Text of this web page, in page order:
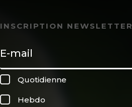
INSCRIPTION NEWSLETTER
Quotidienne
Hebdo